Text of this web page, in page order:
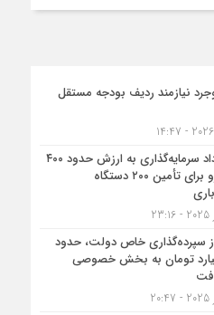
نیازمند ردیف بودجه مستقل
امضای قرارداد سرمایه‌گذاری به ارزش حدود ۴۰۰
میلیون یورو برای تأمین ۲۰۰ دستگاه
از سپرده‌گذاری خاص دولت، حدود
تومان به بخش خصوصی